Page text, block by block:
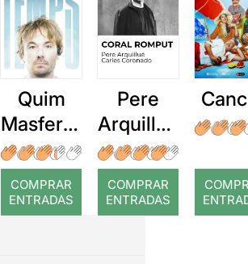
Quim
Masferre
r: Temps
COMPRAR
ENTRADAS
Pere
Arquillué
: Coral
romput
COMPRAR
ENTRADAS